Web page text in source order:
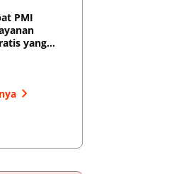
PMI
yang
Warga